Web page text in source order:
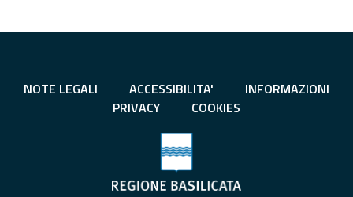
NOTE LEGALI ACCESSIBILITA'
INFORMAZIONI
PRIVACY
COOKIES